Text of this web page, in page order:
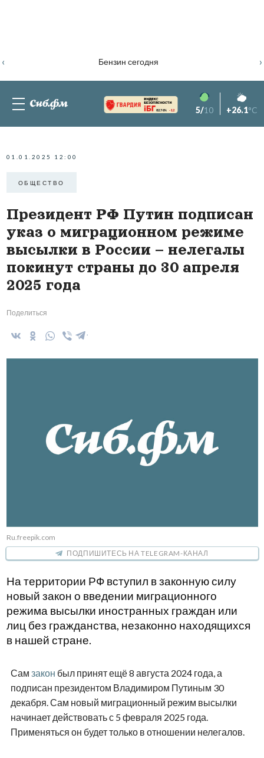
Бензин сегодня
‹ ›
82.76% -1.2 5/10 +26.1°C
01.01.2025 12:00
ОБЩЕСТВО
Президент РФ Путин подписан
указ о миграционном режиме
высылки в России – нелегалы
покинут страны до 30 апреля
2025 года
Поделиться
Ru.freepik.com
ПОДПИШИТЕСЬ НА TELEGRAM-КАНАЛ
На территории РФ вступил в законную силу
новый закон о введении миграционного
режима высылки иностранных граждан или
лиц без гражданства, незаконно находящихся
в нашей стране.
Сам закон был принят ещё 8 августа 2024 года, а
подписан президентом Владимиром Путиным 30
декабря. Сам новый миграционный режим высылки
начинает действовать с 5 февраля 2025 года.
Применяться он будет только в отношении нелегалов.